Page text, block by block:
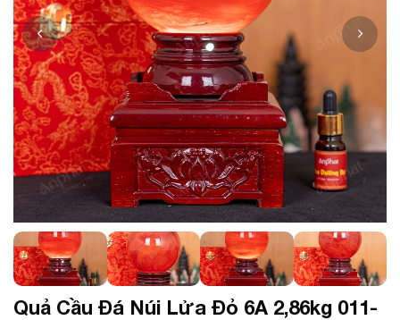
Quả Cầu Đá Núi Lửa Đỏ 6A 2,86kg 011-